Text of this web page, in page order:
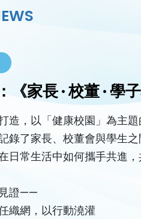
《家長 · 校董 ·
造，以「健康校園」為主
錄了家長、校董會與學生
日常生活中如何攜手共進，
證——
織網，以行動澆灌